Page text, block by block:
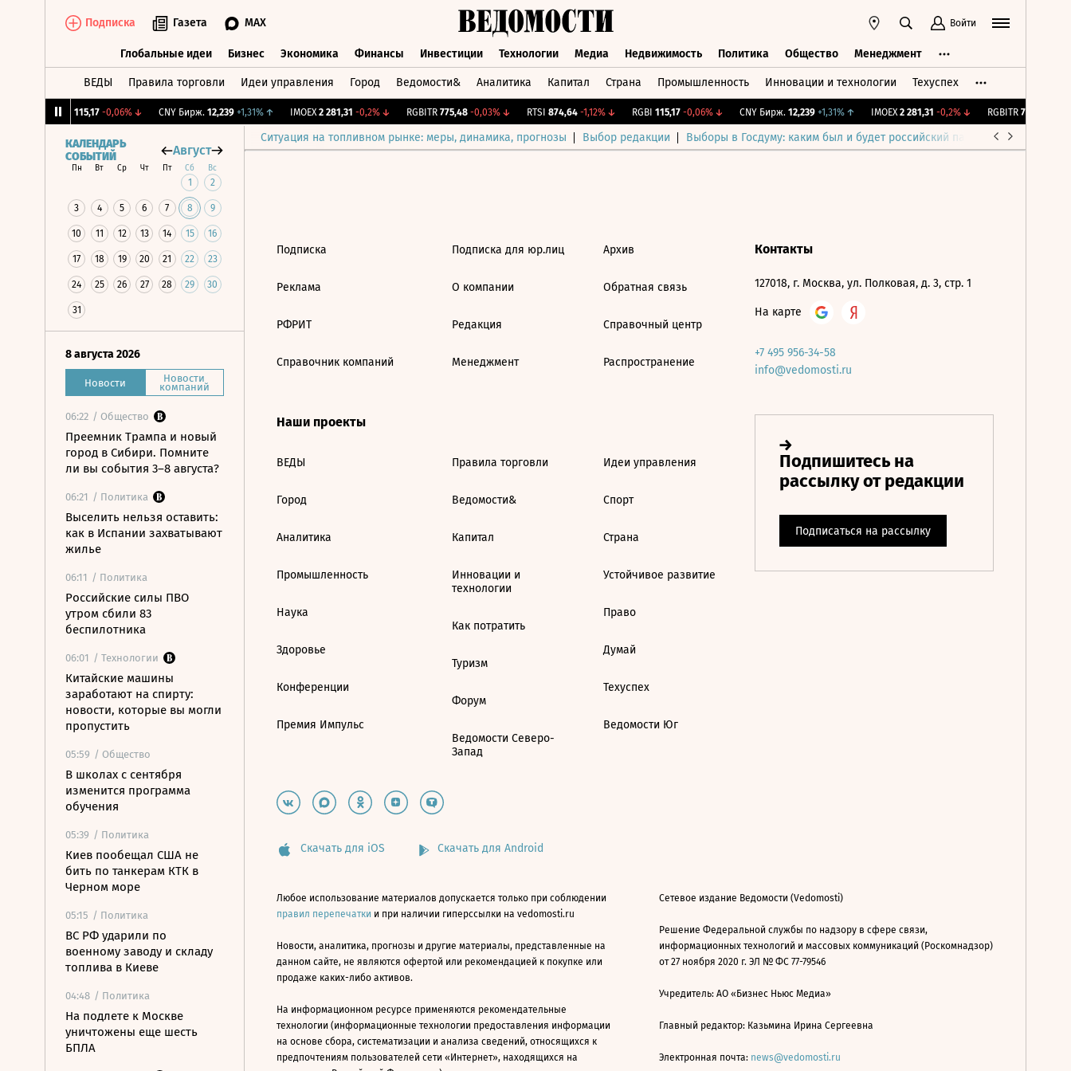
Подписка Газета MAX Войти
Глобальные идеи Бизнес Экономика Финансы Инвестиции Технологии Медиа Недвижимость Политика Общество Менеджмент
ВЕДЫ Правила торговли Идеи управления Город Ведомости& Аналитика Капитал Страна Промышленность Инновации и технологии Техуспех
115,17 -0,06%↓ CNY Бирж. 12,239 +1,31%↑ IMOEX 2 281,31 -0,2%↓ RGBITR 775,48 -0,03%↓ RTSI 874,64 -1,12%↓ RGBI 115,17 -0,06%↓ CNY Бирж. 12,239 +1,31%↑ IMOEX 2 281,31 -0,2%↓ RGBITR 775,48
Ситуация на топливном рынке: меры, динамика, прогнозы Выбор редакции Выборы в Госдуму: каким был и будет российский парламент
КАЛЕНДАРЬ
СОБЫТИЙ
Август
Пн Вт Ср Чт Пт Сб Вс
1 2
3 4 5 6 7 8 9
10 11 12 13 14 15 16
17 18 19 20 21 22 23
24 25 26 27 28 29 30
31
8 августа 2026
Новости Новости
компаний
06:22 / Общество
Преемник Трампа и новый
город в Сибири. Помните
ли вы события 3–8 августа?
06:21 / Политика
Выселить нельзя оставить:
как в Испании захватывают
жилье
06:11 / Политика
Российские силы ПВО
утром сбили 83
беспилотника
06:01 / Технологии
Китайские машины
заработают на спирту:
новости, которые вы могли
пропустить
05:59 / Общество
В школах с сентября
изменится программа
обучения
05:39 / Политика
Киев пообещал США не
бить по танкерам КТК в
Черном море
05:15 / Политика
ВС РФ ударили по
военному заводу и складу
топлива в Киеве
04:48 / Политика
На подлете к Москве
уничтожены еще шесть
БПЛА
Подписка
Реклама
РФРИТ
Справочник компаний
Подписка для юр.лиц
О компании
Редакция
Менеджмент
Архив
Обратная связь
Справочный центр
Распространение
Наши проекты
ВЕДЫ
Город
Аналитика
Промышленность
Наука
Здоровье
Конференции
Премия Импульс
Правила торговли
Ведомости&
Капитал
Инновации и
технологии
Как потратить
Туризм
Форум
Ведомости Северо-
Запад
Идеи управления
Спорт
Страна
Устойчивое развитие
Право
Думай
Техуспех
Ведомости Юг
Контакты
127018, г. Москва, ул. Полковая, д. 3, стр. 1
На карте
+7 495 956-34-58
info@vedomosti.ru
Скачать для iOS Скачать для Android
Любое использование материалов допускается только при соблюдении
правил перепечатки и при наличии гиперссылки на vedomosti.ru
Новости, аналитика, прогнозы и другие материалы, представленные на
данном сайте, не являются офертой или рекомендацией к покупке или
продаже каких-либо активов.
На информационном ресурсе применяются рекомендательные
технологии (информационные технологии предоставления информации
на основе сбора, систематизации и анализа сведений, относящихся к
предпочтениям пользователей сети «Интернет», находящихся на
Сетевое издание Ведомости (Vedomosti)
Решение Федеральной службы по надзору в сфере связи,
информационных технологий и массовых коммуникаций (Роскомнадзор)
от 27 ноября 2020 г. ЭЛ № ФС 77-79546
Учредитель: АО «Бизнес Ньюс Медиа»
Главный редактор: Казьмина Ирина Сергеевна
Электронная почта: news@vedomosti.ru